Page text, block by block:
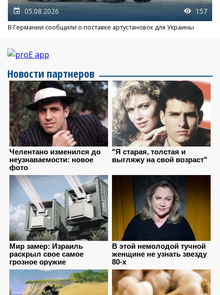
05.08.2026 157
В Германии сообщили о поставке артустановок для Украины
Новости партнеров